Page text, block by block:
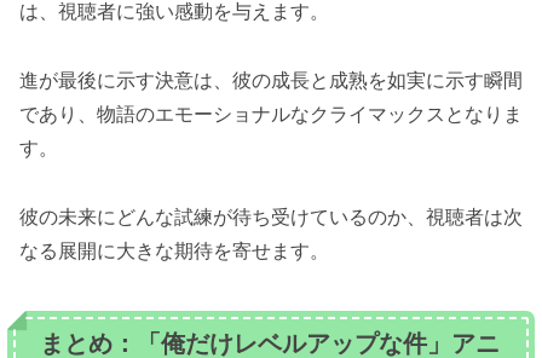
は、視聴者に強い感動を与えます。
進が最後に示す決意は、彼の成長と成熟を如実に示す瞬間
であり、物語のエモーショナルなクライマックスとなりま
す。
彼の未来にどんな試練が待ち受けているのか、視聴者は次
なる展開に大きな期待を寄せます。
まとめ：「俺だけレベルアップな件」アニ